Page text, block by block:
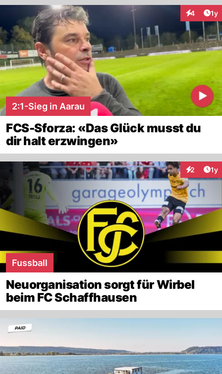
4 1y
2:1-Sieg in Aarau
FCS-Sforza: «Das Glück musst du
dir halt erzwingen»
2 1y
Fussball
Neuorganisation sorgt für Wirbel
beim FC Schaffhausen